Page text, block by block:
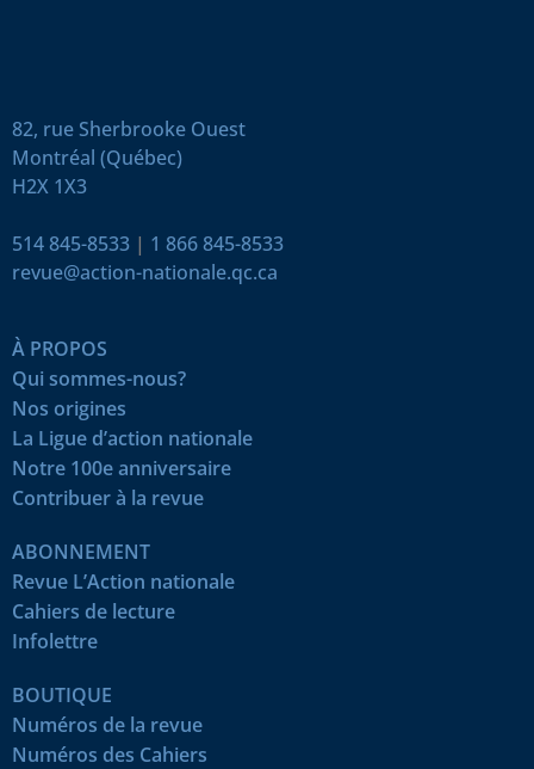
82, rue Sherbrooke Ouest
Montréal (Québec)
H2X 1X3
514 845-8533 | 1 866 845-8533
revue@action-nationale.qc.ca
À PROPOS
Qui sommes-nous?
Nos origines
La Ligue d’action nationale
Notre 100e anniversaire
Contribuer à la revue
ABONNEMENT
Revue L’Action nationale
Cahiers de lecture
Infolettre
BOUTIQUE
Numéros de la revue
Numéros des Cahiers